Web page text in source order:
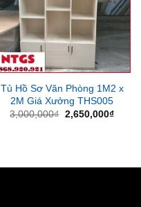
Tủ Hồ Sơ Văn Phòng 1M2 x
2M Giá Xưởng THS005
3,000,000₫ Giá
2,650,000₫Giá